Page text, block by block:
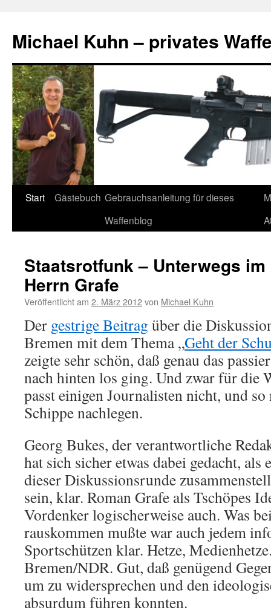
springen
Michael Kuhn – privates
Start Gästebuch Gebrauchsanleitung für dieses
Waffenblog
Staatsrotfunk – Unterwegs
Herrn Grafe
Veröffentlicht am 2. März 2012von Michael Kuhn
Der gestrige Beitrag über die
Bremen mit dem Thema „Geht der
zeigte sehr schön, daß genau das
nach hinten los ging. Und zwar für die
passt einigen Journalisten nicht, und
Schippe nachlegen.
Georg Bukes, der verantwortliche
hat sich sicher etwas dabei gedacht, als
dieser Diskussionsrunde
sein, klar. Roman Grafe als Tschöpes
Vordenker logischerweise auch. Was
rauskommen mußte war auch jedem
Sportschützen klar. Hetze,
Bremen/NDR. Gut, daß genügend
um zu widersprechen und den
absurdum führen konnten.